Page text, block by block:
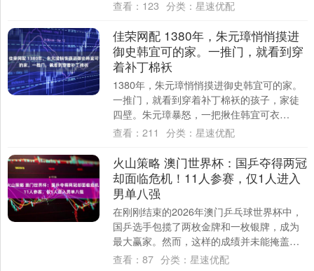
查看： 123 分类： 星速优配
佳荣网配 1380年，朱元璋悄悄摸进
御史韩宜可的家。一推门，就看到穿
着补丁棉袄
1380年，朱元璋悄悄摸进御史韩宜可的家。
一推门，就看到穿着补丁棉袄的孩子，家徒
四壁。朱元璋暴怒，一把揪住韩宜可衣
领：“你小子还真穷到吃土了，别装了，快说
查看： 211 分类： 星速优配
火山策略 澳门世界杯：国乒夺得两冠
却面临危机！11人参赛，仅1人进入
男单八强
在刚刚结束的2026年澳门乒乓球世界杯中，
国乒选手包揽了两枚金牌和一枚银牌，成为
最大赢家。然而，这样的成绩并未能掩盖中
国乒坛当前面临的危机：此次赛事共有11名
查看： 87 分类： 星速优配